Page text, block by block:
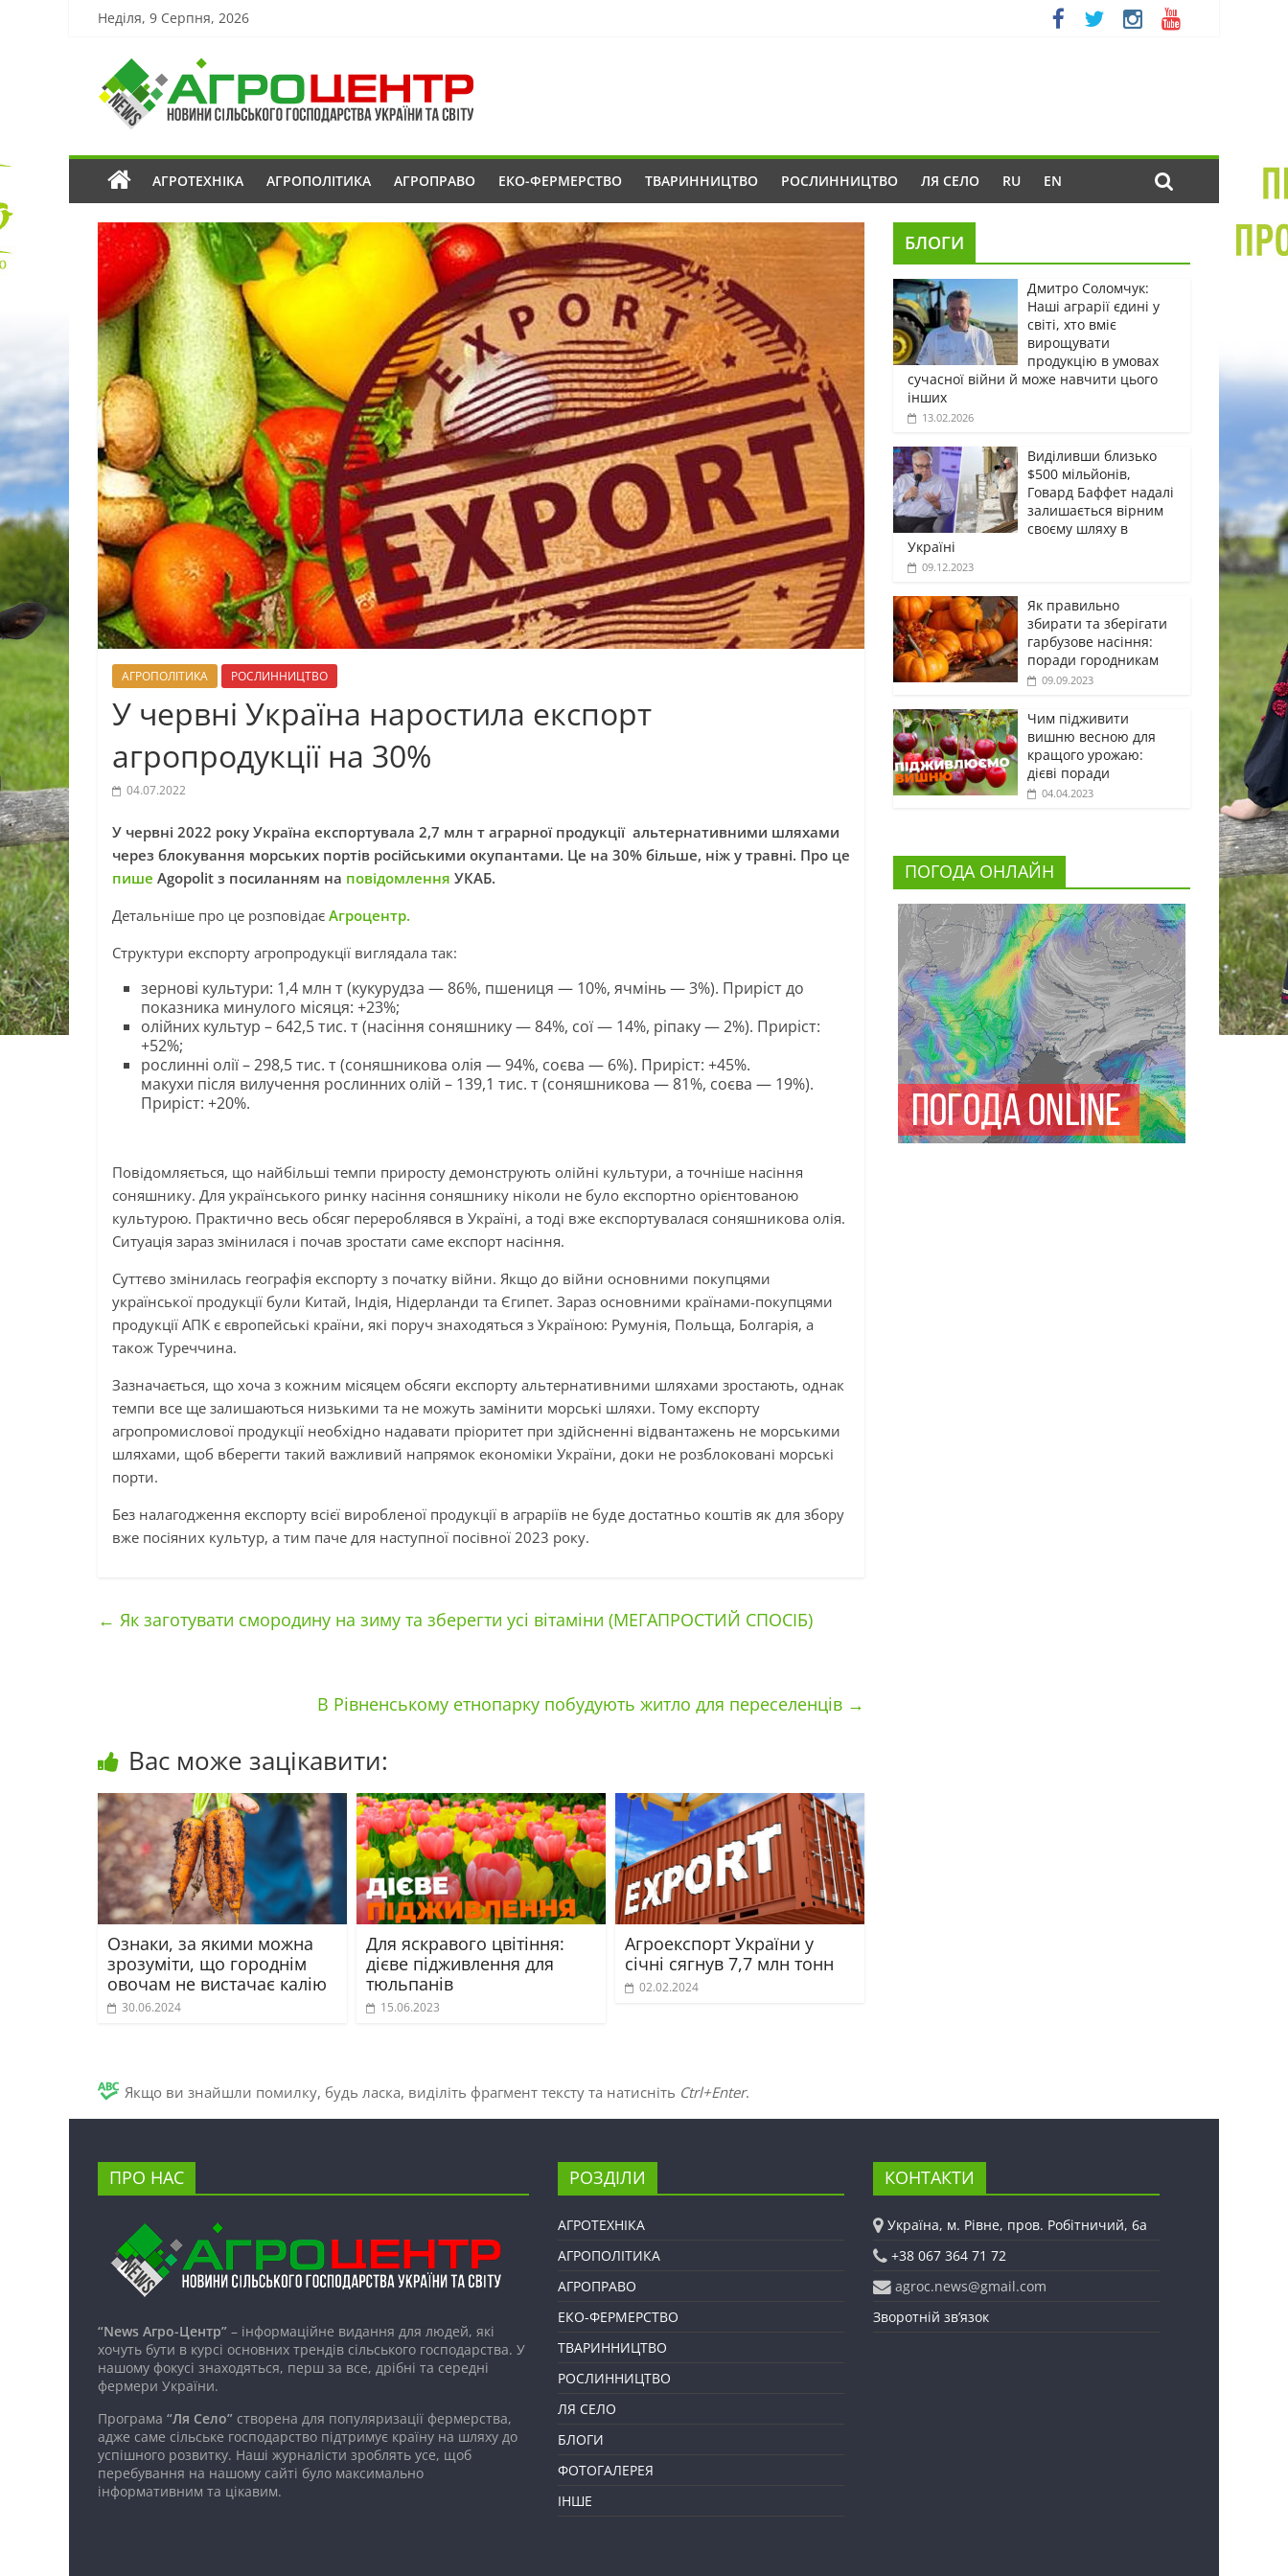
Неділя, 9 Серпня, 2026
АГРОТЕХНІКА АГРОПОЛІТИКА АГРОПРАВО ЕКО-ФЕРМЕРСТВО ТВАРИННИЦТВО РОСЛИННИЦТВО ЛЯ СЕЛО RU EN
АГРОПОЛІТИКА РОСЛИННИЦТВО
У червні Україна наростила експорт
агропродукції на 30%
04.07.2022
У червні 2022 року Україна експортувала 2,7 млн т аграрної продукції альтернативними шляхами
через блокування морських портів російськими окупантами. Це на 30% більше, ніж у травні. Про це
пише Agopolit з посиланням на повідомлення УКАБ.
Детальніше про це розповідає Агроцентр.
Структури експорту агропродукції виглядала так:
зернові культури: 1,4 млн т (кукурудза — 86%, пшениця — 10%, ячмінь — 3%). Приріст до
показника минулого місяця: +23%;
олійних культур – 642,5 тис. т (насіння соняшнику — 84%, сої — 14%, ріпаку — 2%). Приріст:
+52%;
рослинні олії – 298,5 тис. т (соняшникова олія — 94%, соєва — 6%). Приріст: +45%.
макухи після вилучення рослинних олій – 139,1 тис. т (соняшникова — 81%, соєва — 19%).
Приріст: +20%.
Повідомляється, що найбільші темпи приросту демонструють олійні культури, а точніше насіння
соняшнику. Для українського ринку насіння соняшнику ніколи не було експортно орієнтованою
культурою. Практично весь обсяг перероблявся в Україні, а тоді вже експортувалася соняшникова олія.
Ситуація зараз змінилася і почав зростати саме експорт насіння.
Суттєво змінилась географія експорту з початку війни. Якщо до війни основними покупцями
української продукції були Китай, Індія, Нідерланди та Єгипет. Зараз основними країнами-покупцями
продукції АПК є європейські країни, які поруч знаходяться з Україною: Румунія, Польща, Болгарія, а
також Туреччина.
Зазначається, що хоча з кожним місяцем обсяги експорту альтернативними шляхами зростають, однак
темпи все ще залишаються низькими та не можуть замінити морські шляхи. Тому експорту
агропромислової продукції необхідно надавати пріоритет при здійсненні відвантажень не морськими
шляхами, щоб вберегти такий важливий напрямок економіки України, доки не розблоковані морські
порти.
Без налагодження експорту всієї виробленої продукції в аграріїв не буде достатньо коштів як для збору
вже посіяних культур, а тим паче для наступної посівної 2023 року.
← Як заготувати смородину на зиму та зберегти усі вітаміни (МЕГАПРОСТИЙ СПОСІБ)
В Рівненському етнопарку побудують житло для переселенців →
Вас може зацікавити:
Ознаки, за якими можна
зрозуміти, що городнім
овочам не вистачає калію
30.06.2024
Для яскравого цвітіння:
дієве підживлення для
тюльпанів
15.06.2023
Агроекспорт України у
січні сягнув 7,7 млн тонн
02.02.2024
БЛОГИ
Дмитро Соломчук:
Наші аграрії єдині у
світі, хто вміє
вирощувати
продукцію в умовах
сучасної війни й може навчити цього
інших
13.02.2026
Виділивши близько
$500 мільйонів,
Говард Баффет надалі
залишається вірним
своєму шляху в
Україні
09.12.2023
Як правильно
збирати та зберігати
гарбузове насіння:
поради городникам
09.09.2023
Чим підживити
вишню весною для
кращого урожаю:
дієві поради
04.04.2023
ПОГОДА ОНЛАЙН
Якщо ви знайшли помилку, будь ласка, виділіть фрагмент тексту та натисніть Ctrl+Enter.
ПРО НАС
“News Агро-Центр” – інформаційне видання для людей, які
хочуть бути в курсі основних трендів сільського господарства. У
нашому фокусі знаходяться, перш за все, дрібні та середні
фермери України.
Програма “Ля Село” створена для популяризації фермерства,
адже саме сільське господарство підтримує країну на шляху до
успішного розвитку. Наші журналісти зроблять усе, щоб
перебування на нашому сайті було максимально
інформативним та цікавим.
РОЗДІЛИ
АГРОТЕХНІКА
АГРОПОЛІТИКА
АГРОПРАВО
ЕКО-ФЕРМЕРСТВО
ТВАРИННИЦТВО
РОСЛИННИЦТВО
ЛЯ СЕЛО
БЛОГИ
ФОТОГАЛЕРЕЯ
ІНШЕ
КОНТАКТИ
Україна, м. Рівне, пров. Робітничий, 6а
+38 067 364 71 72
agroc.news@gmail.com
Зворотній зв’язок